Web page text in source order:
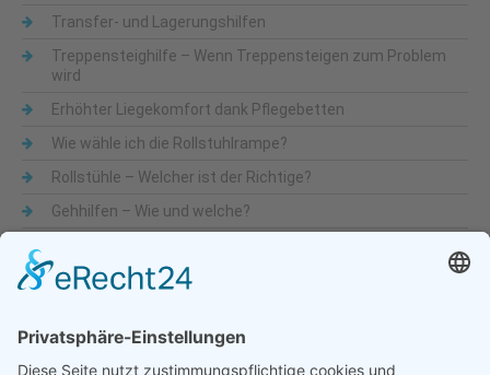
Transfer- und Lagerungshilfen
Treppensteighilfe – Wenn Treppensteigen zum Problem
wird
Erhöhter Liegekomfort dank Pflegebetten
Wie wähle ich die Rollstuhlrampe?
Rollstühle – Welcher ist der Richtige?
Gehhilfen – Wie und welche?